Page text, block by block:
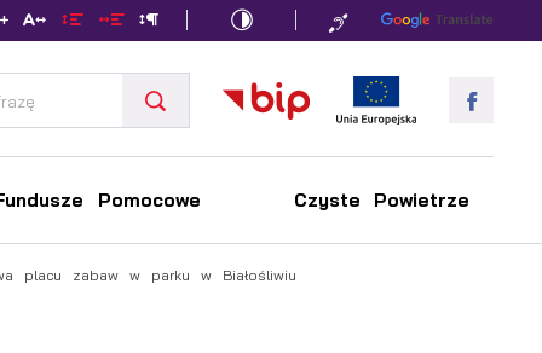
Pomocowe Czyste Powietrze
placu zabaw w parku w Białośliwiu